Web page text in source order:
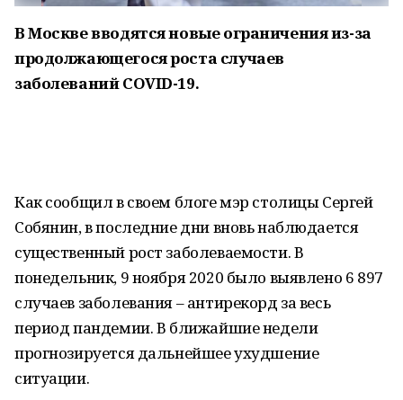
В Москве вводятся новые ограничения из-за
продолжающегося роста случаев
заболеваний COVID-19.
Как сообщил в своем блоге мэр столицы Сергей
Собянин, в последние дни вновь наблюдается
существенный рост заболеваемости. В
понедельник, 9 ноября 2020 было выявлено 6 897
случаев заболевания – антирекорд за весь
период пандемии. В ближайшие недели
прогнозируется дальнейшее ухудшение
ситуации.